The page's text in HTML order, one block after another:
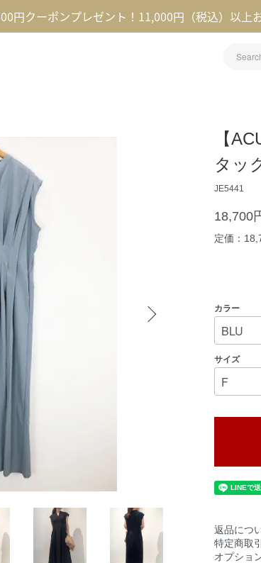
円クーポンプレゼント！11,000円（税込）以上
【
タッ
JE5441
18,700
定価：
カラー
サイズ
返品につ
特定商取
オプショ